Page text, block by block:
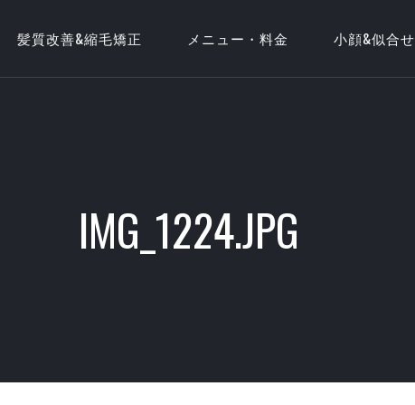
髪質改善&縮毛矯正 メニュー・料金 小顔&似合せ
IMG_1224.JPG